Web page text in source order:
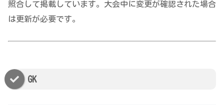
照合して掲載しています。大会中に変更が確認された場合
は更新が必要です。
GK